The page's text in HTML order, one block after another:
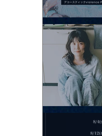
2026.08.10 |【観覧】「
アコースティックviolence